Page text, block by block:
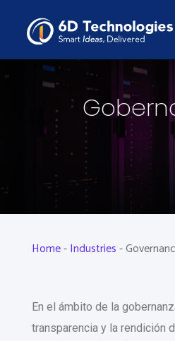
Home-Industries-
En el ámbito de la
transparencia y la rendición